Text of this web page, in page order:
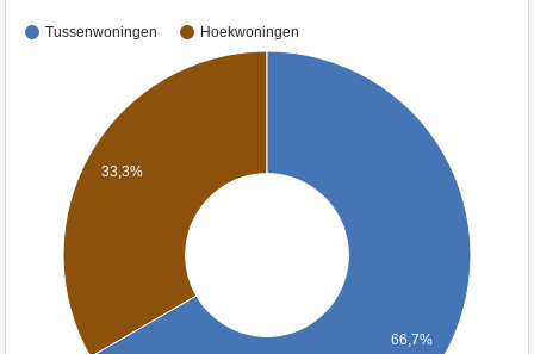
Tussenwoningen Hoekwoningen
33,3%
66,7%